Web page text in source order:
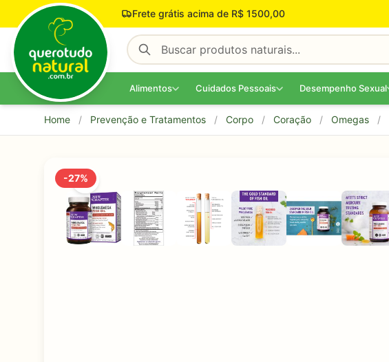
Pular para o conteúdo Frete grátis acima de R$ 1500,00
Alimentos Cuidados Pessoais Desempenho Sexual
Home / Prevenção e Tratamentos / Corpo / Coração / Omegas /
-27%